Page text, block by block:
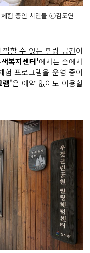
체험 중인 시민들 ⓒ김도연
끽할 수 있는 힐링 공간이
색복지센터'에서는 숲에서
프로그램을 운영 중이
램'은 예약 없이도 이용할